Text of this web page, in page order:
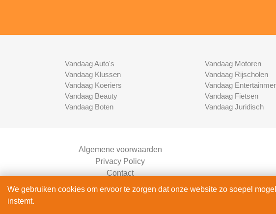
Vandaag Auto's
Vandaag Klussen
Vandaag Koeriers
Vandaag Beauty
Vandaag Boten
Vandaag Motoren
Vandaag Rijscholen
Vandaag
Vandaag Fietsen
Vandaag Juridisch
Algemene voorwaarden
Privacy Policy
Contact
Bedrijven Inlog
We gebruiken cookies om ervoor te zorgen dat onze website zo soepel
instemt.